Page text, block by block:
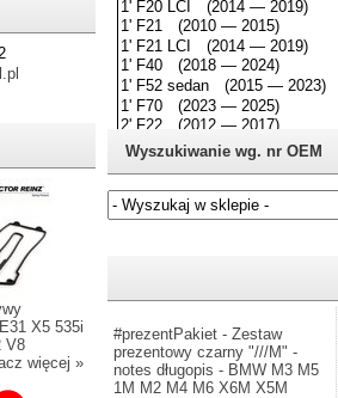
X5 535i
V8
więcej »
Wyszukiwanie wg. nr OEM
#prezentPakiet - Zestaw
prezentowy czarny "///M" -
notes długopis - BMW M3 M5
1M M2 M4 M6 X6M X5M